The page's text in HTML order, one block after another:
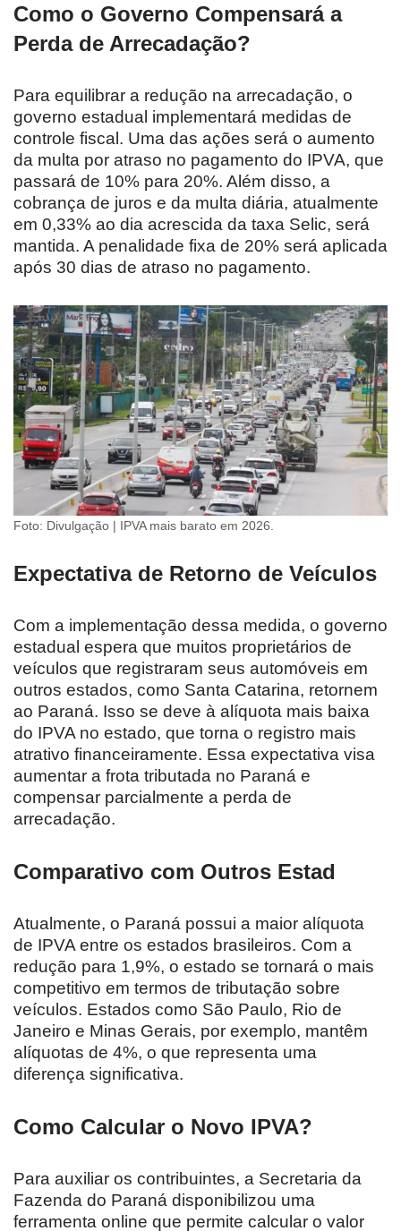
Como o Governo Compensará a
Perda de Arrecadação?
Para equilibrar a redução na arrecadação, o
governo estadual implementará medidas de
controle fiscal. Uma das ações será o aumento
da multa por atraso no pagamento do IPVA, que
passará de 10% para 20%. Além disso, a
cobrança de juros e da multa diária, atualmente
em 0,33% ao dia acrescida da taxa Selic, será
mantida. A penalidade fixa de 20% será aplicada
após 30 dias de atraso no pagamento.
Foto: Divulgação | IPVA mais barato em 2026.
Expectativa de Retorno de Veículos
Com a implementação dessa medida, o governo
estadual espera que muitos proprietários de
veículos que registraram seus automóveis em
outros estados, como Santa Catarina, retornem
ao Paraná. Isso se deve à alíquota mais baixa
do IPVA no estado, que torna o registro mais
atrativo financeiramente. Essa expectativa visa
aumentar a frota tributada no Paraná e
compensar parcialmente a perda de
arrecadação.
Comparativo com Outros Estad
Atualmente, o Paraná possui a maior alíquota
de IPVA entre os estados brasileiros. Com a
redução para 1,9%, o estado se tornará o mais
competitivo em termos de tributação sobre
veículos. Estados como São Paulo, Rio de
Janeiro e Minas Gerais, por exemplo, mantêm
alíquotas de 4%, o que representa uma
diferença significativa.
Como Calcular o Novo IPVA?
Para auxiliar os contribuintes, a Secretaria da
Fazenda do Paraná disponibilizou uma
ferramenta online que permite calcular o valor